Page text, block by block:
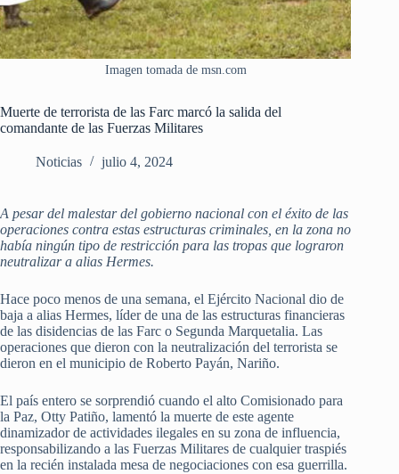
Imagen tomada de msn.com
Muerte de terrorista de las Farc marcó la salida del
comandante de las Fuerzas Militares
Noticias julio 4, 2024
A pesar del malestar del gobierno nacional con el éxito de las
operaciones contra estas estructuras criminales, en la zona no
había ningún tipo de restricción para las tropas que lograron
neutralizar a alias Hermes.
Hace poco menos de una semana, el Ejército Nacional dio de
baja a alias Hermes, líder de una de las estructuras financieras
de las disidencias de las Farc o Segunda Marquetalia. Las
operaciones que dieron con la neutralización del terrorista se
dieron en el municipio de Roberto Payán, Nariño.
El país entero se sorprendió cuando el alto Comisionado para
la Paz, Otty Patiño, lamentó la muerte de este agente
dinamizador de actividades ilegales en su zona de influencia,
responsabilizando a las Fuerzas Militares de cualquier traspiés
en la recién instalada mesa de negociaciones con esa guerrilla.